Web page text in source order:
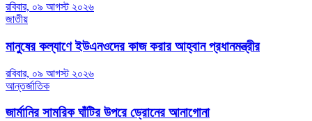
রবিবার, ০৯ আগস্ট ২০২৬
জাতীয়
মানুষের কল্যাণে ইউএনওদের কাজ করার আহ্বান প্রধানমন্ত্রীর
রবিবার, ০৯ আগস্ট ২০২৬
আন্তর্জাতিক
জার্মানির সামরিক ঘাঁটির উপরে ড্রোনের আনাগোনা